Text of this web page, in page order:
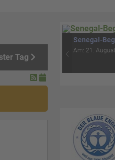
Tag
Rituale für
Wasser-Luft
‹